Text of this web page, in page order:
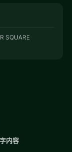
SQUARE
内容